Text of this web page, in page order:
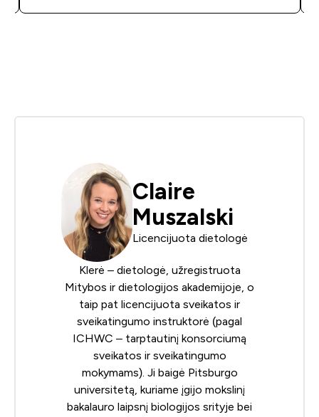
Claire
Muszalski
Licencijuota dietologė
Klerė – dietologė, užregistruota
Mitybos ir dietologijos akademijoje, o
taip pat licencijuota sveikatos ir
sveikatingumo instruktorė (pagal
ICHWC – tarptautinį konsorciumą
sveikatos ir sveikatingumo
mokymams). Ji baigė Pitsburgo
universitetą, kuriame įgijo mokslinį
bakalauro laipsnį biologijos srityje bei